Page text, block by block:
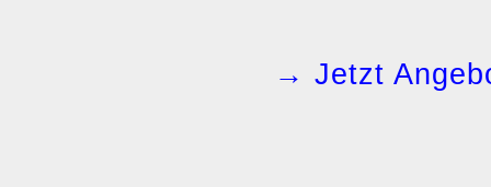
→ Jetzt